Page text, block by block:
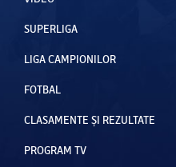
SUPERLIGA
LIGA CAMPIONILOR
FOTBAL
CLASAMENTE ȘI REZULTATE
PROGRAM TV